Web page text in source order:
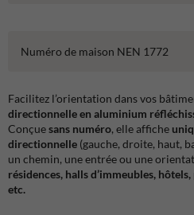
Numéro de maison NEN 1772
Facilitez l’orientation dans vos
directionnelle en aluminium
Conçuesans numéro, elle affiche
directionnelle (gauche, droite, haut,
un chemin, une entrée ou une
résidences, halls d’immeubles,
etc.